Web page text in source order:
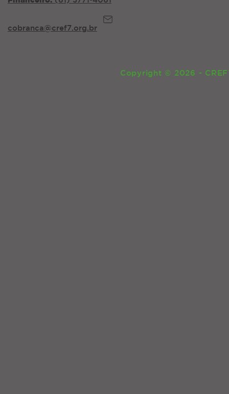
cobranca@cref7.org.br
Copyright © 2026 -